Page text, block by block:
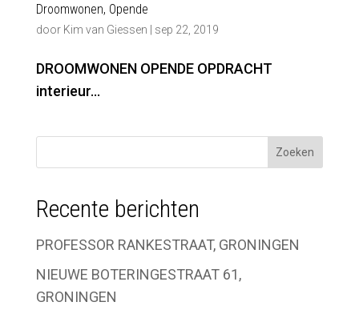
Droomwonen, Opende
door Kim van Giessen sep 22, 2019
DROOMWONEN OPENDE OPDRACHT
interieur...
Recente berichten
PROFESSOR RANKESTRAAT, GRONINGEN
NIEUWE BOTERINGESTRAAT 61,
GRONINGEN